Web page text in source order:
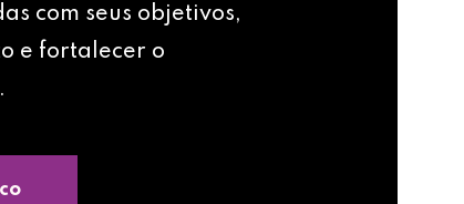
com seus objetivos,
e fortalecer o